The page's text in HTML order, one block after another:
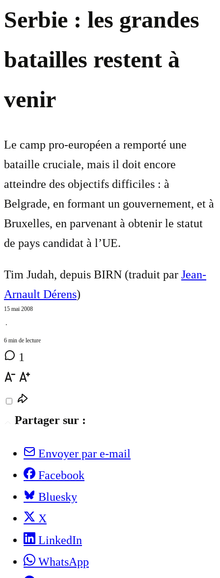
Serbie : les grandes
batailles restent à
venir
Le camp pro-européen a remporté une
bataille cruciale, mais il doit encore
atteindre des objectifs difficiles : à
Belgrade, en formant un gouvernement, et à
Bruxelles, en parvenant à obtenir le statut
de pays candidat à l’UE.
Tim Judah, depuis BIRN (traduit par Jean-
Arnault Dérens)
15 mai 2008
⋅
6 min de lecture
1
Partager sur :
Envoyer par e-mail
Facebook
Bluesky
X
LinkedIn
WhatsApp